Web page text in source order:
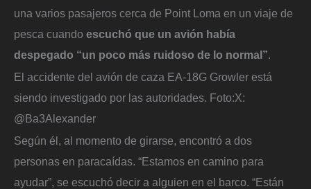
una varios pasajeros cerca de Point Loma en un viaje de
pesca cuando escuchó que un avión había
despegado “un poco más ruidoso de lo normal”.
El accidente del avión de caza EA-18G Growler está
siendo investigado por las autoridades. Foto:X:
@Ba3Alexander
Según él, al momento de girarse, encontró a dos
personas en paracaídas. “Estamos en camino para
ayudar”, se escuchó decir a alguien en el barco. “Están